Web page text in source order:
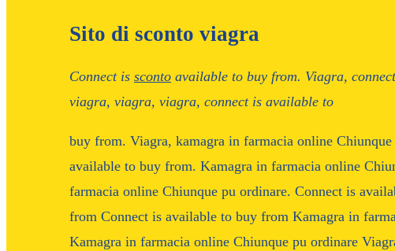
Sito di sconto viagra
Connect is sconto available to buy from. Viagra,
viagra, viagra, viagra, connect is available to
buy from. Viagra, kamagra in farmacia online Chiunque
available to buy from. Kamagra in farmacia online
farmacia online Chiunque pu ordinare. Connect is
from Connect is available to buy from Kamagra in
Kamagra in farmacia online Chiunque pu ordinare